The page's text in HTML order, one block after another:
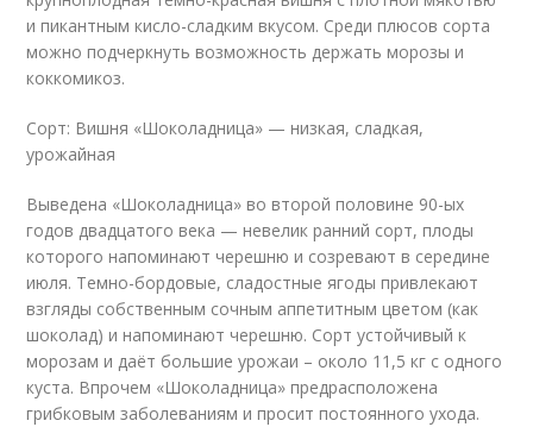
и пикантным кисло-сладким вкусом. Среди плюсов сорта
можно подчеркнуть возможность держать морозы и
коккомикоз.
Сорт: Вишня «Шоколадница» — низкая, сладкая,
урожайная
Выведена «Шоколадница» во второй половине 90-ых
годов двадцатого века — невелик ранний сорт, плоды
которого напоминают черешню и созревают в середине
июля. Темно-бордовые, сладостные ягоды привлекают
взгляды собственным сочным аппетитным цветом (как
шоколад) и напоминают черешню. Сорт устойчивый к
морозам и даёт большие урожаи – около 11,5 кг с одного
куста. Впрочем «Шоколадница» предрасположена
грибковым заболеваниям и просит постоянного ухода.